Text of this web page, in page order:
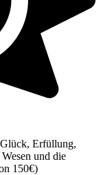
Erfüllung,
und die
150€)